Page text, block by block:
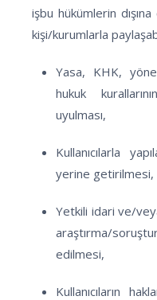
işbu hükümlerin
kişi/kurumlarla
Yasa, KHK,
hukuk
uyulması,
Kullanıcılarla
yerine getirilmesi,
Yetkili idari ve/
araştırma/
edilmesi,
Kullanıcıların